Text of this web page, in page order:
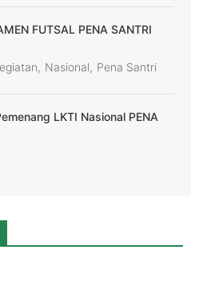
FUTSAL PENA SANTRI
, Nasional, Pena Santri
LKTI Nasional PENA